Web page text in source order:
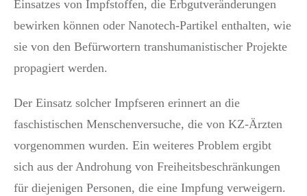
Einsatzes von Impfstoffen, die Erbgutveränderungen
bewirken können oder Nanotech-Partikel enthalten, wie
sie von den Befürwortern transhumanistischer Projekte
propagiert werden.
Der Einsatz solcher Impfseren erinnert an die
faschistischen Menschenversuche, die von KZ-Ärzten
vorgenommen wurden. Ein weiteres Problem ergibt
sich aus der Androhung von Freiheitsbeschränkungen
für diejenigen Personen, die eine Impfung verweigern.